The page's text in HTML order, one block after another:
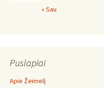
« Sau
Puslapiai
Apie Žeimelį